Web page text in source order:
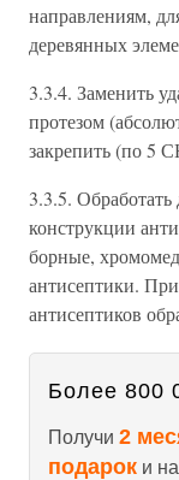
направлениям,
деревянных
3.3.4. Заменить
протезом
закрепить (по 5
3.3.5.
конструкции
борные,
антисептики.
антисептиков
Более 800
Получи 2
подарок и